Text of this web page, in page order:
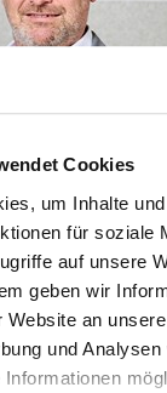
Cookies
um Inhalte
für soziale
auf unsere
geben wir
Website an
und
Steffen Cronauer